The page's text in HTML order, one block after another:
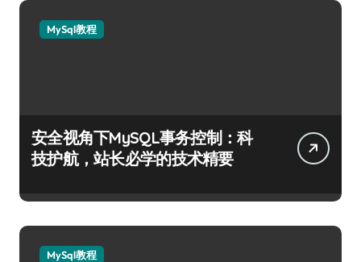
MySql教程
安全视角下MySQL事务控制：科
技护航，站长必学的技术精要
MySql教程